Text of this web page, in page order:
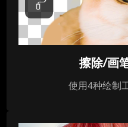
擦除/画
使用4种绘制